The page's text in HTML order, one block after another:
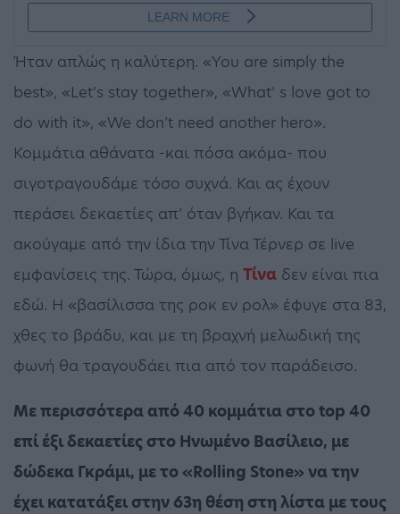
Ήταν απλώς η καλύτερη. «You are simply the
best», «Let’s stay together», «What’ s love got to
do with it», «We don’t need another hero».
Κομμάτια αθάνατα -και πόσα ακόμα- που
σιγοτραγουδάμε τόσο συχνά. Και ας έχουν
περάσει δεκαετίες απ’ όταν βγήκαν. Και τα
ακούγαμε από την ίδια την Τίνα Τέρνερ σε live
εμφανίσεις της. Τώρα, όμως, η Τίνα δεν είναι πια
εδώ. Η «βασίλισσα της ροκ εν ρολ» έφυγε στα 83,
χθες το βράδυ, και με τη βραχνή μελωδική της
φωνή θα τραγουδάει πια από τον παράδεισο.
Με περισσότερα από 40 κομμάτια στο top 40
επί έξι δεκαετίες στο Ηνωμένο Βασίλειο, με
δώδεκα Γκράμι, με το «Rolling Stone» να την
έχει κατατάξει στην 63η θέση στη λίστα με τους